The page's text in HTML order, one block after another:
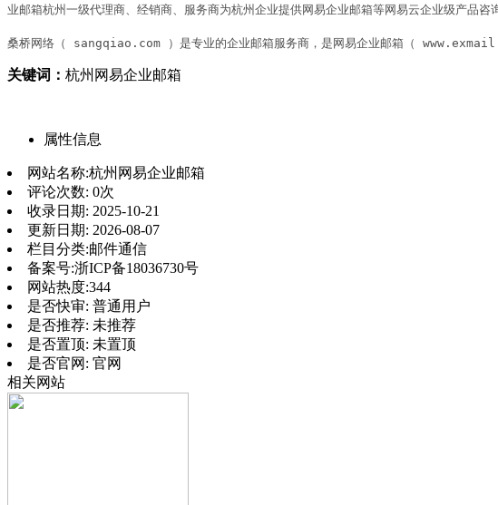
业邮箱杭州一级代理商、经销商、服务商为杭州企业提供网易企业邮箱等网易云企业级产品
桑桥网络（ sangqiao.com ）是专业的企业邮箱服务商，是网易企业邮箱（
关键词： 杭州网易企业邮箱
属性信息
网站名称:杭州网易企业邮箱
评论次数: 0次
收录日期: 2025-10-21
更新日期: 2026-08-07
栏目分类:邮件通信
备案号:浙ICP备18036730号
网站热度:344
是否快审: 普通用户
是否推荐: 未推荐
是否置顶: 未置顶
是否官网: 官网
相关网站